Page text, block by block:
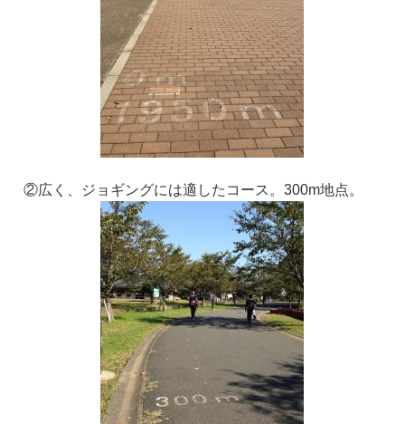
②広く、ジョギングには適したコース。300m地点。